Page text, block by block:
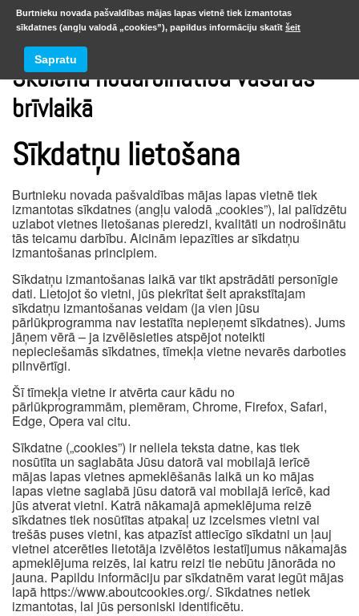
Skolēnu nodarbinātība vasaras
brīvlaikā
Sīkdatņu lietošana
Burtnieku novada pašvaldības mājas lapas vietnē tiek
izmantotas sīkdatnes (angļu valodā „cookies”), lai palīdzētu
uzlabot vietnes lietošanas pieredzi, kvalitāti un nodrošinātu
tās teicamu darbību. Aicinām iepazīties ar sīkdatņu
izmantošanas principiem.
Sīkdatņu izmantošanas laikā var tikt apstrādāti personīgie
dati. Lietojot šo vietni, jūs piekrītat šeit aprakstītajam
sīkdatņu izmantošanas veidam (ja vien jūsu
pārlūkprogramma nav iestatīta nepieņemt sīkdatnes). Jums
jāņem vērā – ja izvēlēsieties atspējot noteikti
nepieciešamās sīkdatnes, tīmekļa vietne nevarēs darboties
pilnvērtīgi.
Šī tīmekļa vietne ir atvērta caur kādu no
pārlūkprogrammām, piemēram, Chrome, Firefox, Safari,
Edge, Opera vai citu.
Sīkdatne („cookies”) ir neliela teksta datne, kas tiek
nosūtīta un saglabāta Jūsu datorā vai mobilajā ierīcē
mājas lapas vietnes apmeklēšanās laikā un ko mājas
lapas vietne saglabā jūsu datorā vai mobilajā ierīcē, kad
jūs atverat vietni. Katrā nākamajā apmeklējuma reizē
sīkdatnes tiek nosūtītas atpakaļ uz izcelsmes vietni vai
trešās puses vietni, kas atpazīst attiecīgo sīkdatni un ļauj
vietnei atcerēties lietotāja izvēlētos iestatījumus nākamajās
apmeklējuma reizēs, lai katru reizi tie nebūtu jānorāda no
jauna. Papildu informāciju par sīkdatnēm varat iegūt mājas
lapā https://www.aboutcookies.org/. Sīkdatnes netiek
izmantotas, lai jūs personiski identificētu.
Burtnieku novada pašvaldības mājas lapas vietnē tiek izmantotas
sīkdatnes (angļu valodā „cookies”), papildus informāciju skatīt šeit
Sapratu